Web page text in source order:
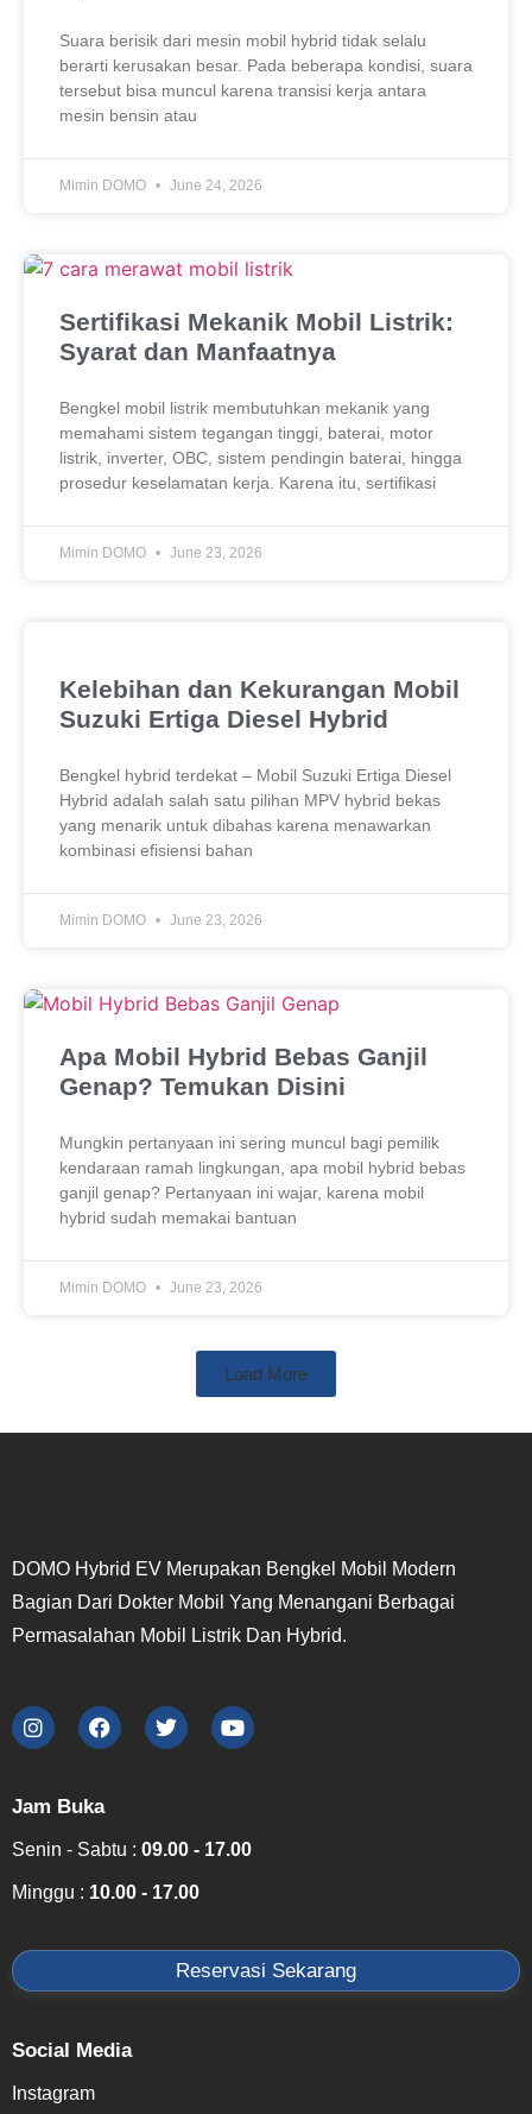
Suara berisik dari mesin mobil hybrid tidak selalu
berarti kerusakan besar. Pada beberapa kondisi, suara
tersebut bisa muncul karena transisi kerja antara
mesin bensin atau
Mimin DOMO June 24, 2026
Sertifikasi Mekanik Mobil Listrik:
Syarat dan Manfaatnya
Bengkel mobil listrik membutuhkan mekanik yang
memahami sistem tegangan tinggi, baterai, motor
listrik, inverter, OBC, sistem pendingin baterai, hingga
prosedur keselamatan kerja. Karena itu, sertifikasi
Mimin DOMO June 23, 2026
Kelebihan dan Kekurangan Mobil
Suzuki Ertiga Diesel Hybrid
Bengkel hybrid terdekat – Mobil Suzuki Ertiga Diesel
Hybrid adalah salah satu pilihan MPV hybrid bekas
yang menarik untuk dibahas karena menawarkan
kombinasi efisiensi bahan
Mimin DOMO June 23, 2026
Apa Mobil Hybrid Bebas Ganjil
Genap? Temukan Disini
Mungkin pertanyaan ini sering muncul bagi pemilik
kendaraan ramah lingkungan, apa mobil hybrid bebas
ganjil genap? Pertanyaan ini wajar, karena mobil
hybrid sudah memakai bantuan
Mimin DOMO June 23, 2026
Load More
DOMO Hybrid EV Merupakan Bengkel Mobil Modern
Bagian Dari Dokter Mobil Yang Menangani Berbagai
Permasalahan Mobil Listrik Dan Hybrid.
Jam Buka
Senin - Sabtu : 09.00 - 17.00
Minggu : 10.00 - 17.00
Reservasi Sekarang
Social Media
Instagram